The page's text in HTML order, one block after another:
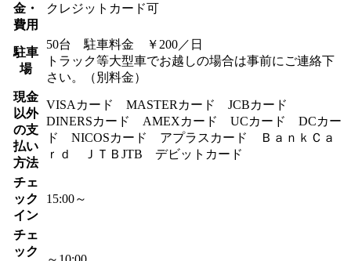
金・
費用
クレジットカード可
駐車
場
50台 駐車料金 ￥200／日
トラック等大型車でお越しの場合は事前にご連絡下
さい。（別料金）
現金
以外
の支
払い
方法
VISAカード MASTERカード JCBカード
DINERSカード AMEXカード UCカード DCカー
ド NICOSカード アプラスカード ＢａｎｋＣａ
ｒｄ ＪＴＢJTB デビットカード
チェ
ック
イン
15:00～
チェ
ック